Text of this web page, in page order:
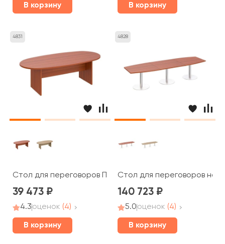
В корзину В корзину
4831
Стол для переговоров ПТ 153 Patriot
39 473
4.3оценок (4)
В корзину
4828
Стол для переговоров на
140 723
5.0оценок (4)
В корзину